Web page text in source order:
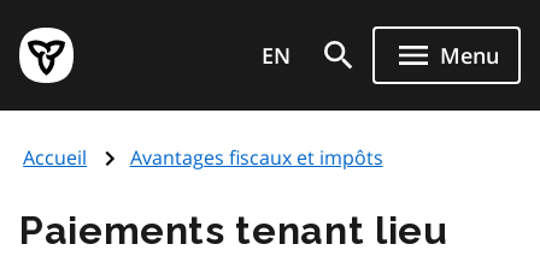
au
contenu
principal
Page
d'accueil
de
EN Menu
Accueil Avantages fiscaux et impôts
Paiements tenant lieu